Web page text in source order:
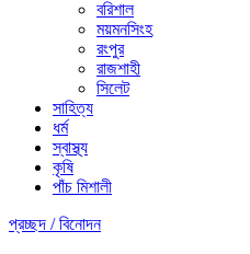
বরিশাল
ময়মনসিংহ
রংপুর
রাজশাহী
সিলেট
সাহিত্য
ধর্ম
স্বাস্থ্য
কৃষি
পাঁচ মিশালী
প্রচ্ছদ /বিনোদন